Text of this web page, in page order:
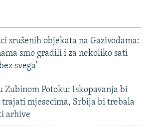
srušenih objekata na Gazivodama:
smo gradili i za nekoliko sati
svega'
Zubinom Potoku: Iskopavanja bi
trajati mjesecima, Srbija bi trebala
arhive